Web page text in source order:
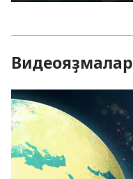
Видеояҙмалар